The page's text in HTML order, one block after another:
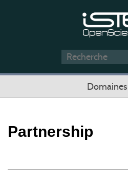
Domaines
Partnership